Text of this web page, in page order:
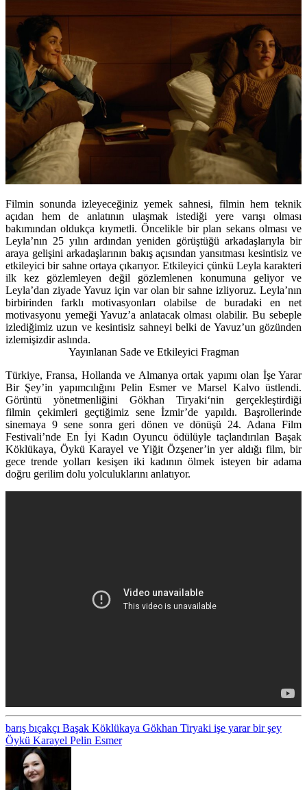
Filmin sonunda izleyeceğiniz yemek sahnesi, filmin hem teknik
açıdan hem de anlatının ulaşmak istediği yere varışı olması
bakımından oldukça kıymetli. Öncelikle bir plan sekans olması ve
Leyla’nın 25 yılın ardından yeniden görüştüğü arkadaşlarıyla bir
araya gelişini arkadaşlarının bakış açısından yansıtması kesintisiz ve
etkileyici bir sahne ortaya çıkarıyor. Etkileyici çünkü Leyla karakteri
ilk kez gözlemleyen değil gözlemlenen konumuna geliyor ve
Leyla’dan ziyade Yavuz için var olan bir sahne izliyoruz. Leyla’nın
birbirinden farklı motivasyonları olabilse de buradaki en net
motivasyonu yemeği Yavuz’a anlatacak olması olabilir. Bu sebeple
izlediğimiz uzun ve kesintisiz sahneyi belki de Yavuz’un gözünden
izlemişizdir aslında.
Yayınlanan Sade ve Etkileyici Fragman
Türkiye, Fransa, Hollanda ve Almanya ortak yapımı olan İşe Yarar
Bir Şey’in yapımcılığınıPelin EsmerveMarsel Kalvo üstlendi.
Görüntü yönetmenliğini Gökhan Tiryaki‘nin gerçekleştirdiği
filmin çekimleri geçtiğimiz sene İzmir’de yapıldı. Başrollerinde
sinemaya 9 sene sonra geri dönen ve dönüşü 24. Adana Film
Festivali’nde En İyi Kadın Oyuncu ödülüyle taçlandırılan Başak
Köklükaya, Öykü Karayel ve Yiğit Özşener’in yer aldığı film, bir
gece trende yolları kesişen iki kadının ölmek isteyen bir adama
doğru gerilim dolu yolculuklarını anlatıyor.
barış bıçakçı Başak Köklükaya Gökhan Tiryaki işe yarar bir şey
Öykü Karayel Pelin Esmer